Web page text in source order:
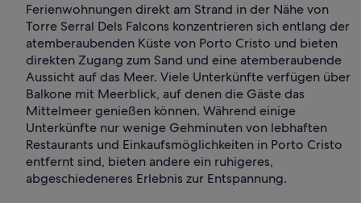
Ferienwohnungen direkt am Strand in der Nähe von
Torre Serral Dels Falcons konzentrieren sich entlang der
atemberaubenden Küste von Porto Cristo und bieten
direkten Zugang zum Sand und eine atemberaubende
Aussicht auf das Meer. Viele Unterkünfte verfügen über
Balkone mit Meerblick, auf denen die Gäste das
Mittelmeer genießen können. Während einige
Unterkünfte nur wenige Gehminuten von lebhaften
Restaurants und Einkaufsmöglichkeiten in Porto Cristo
entfernt sind, bieten andere ein ruhigeres,
abgeschiedeneres Erlebnis zur Entspannung.